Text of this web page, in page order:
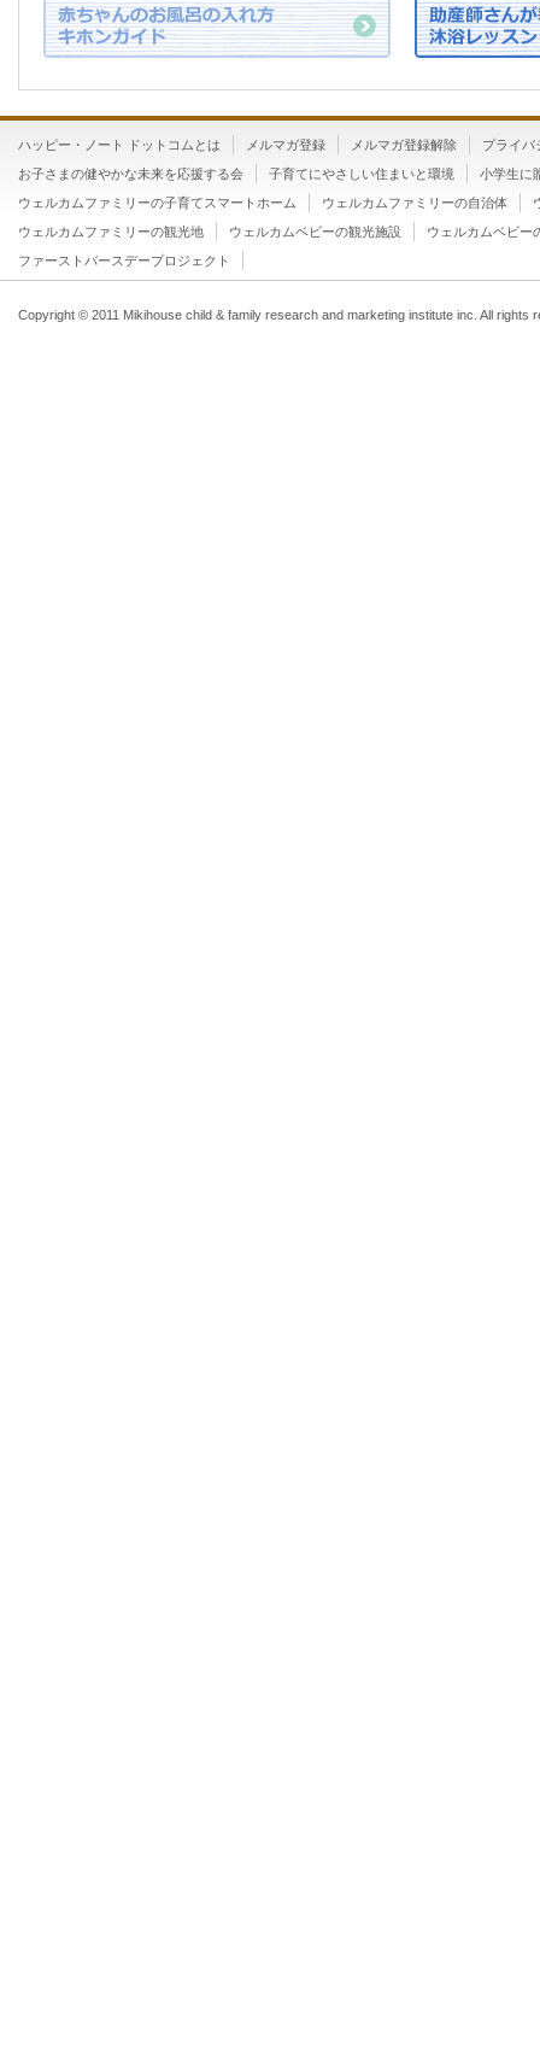
ハッピー・ノート ドットコムとは メルマガ登録 メルマガ登録解除
プライバ
お子さまの健やかな未来を応援する会
子育てにやさしい住まいと環境
小学生に
ウェルカムファミリーの子育てスマートホーム
ウェルカムファミリーの自治体
ウェルカムファミリーの観光地
ウェルカムベビーの観光施設
ウェルカムベビー
ファーストバースデープロジェクト
Copyright © 2011 Mikihouse child & family research and marketing institute inc. All rights